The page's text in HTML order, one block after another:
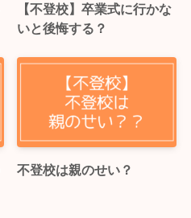
【不登校】卒業式に行かな
いと後悔する？
不登校は親のせい？